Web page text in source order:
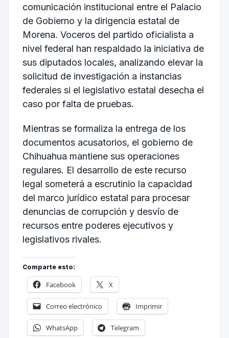
comunicación institucional entre el Palacio
de Gobierno y la dirigencia estatal de
Morena. Voceros del partido oficialista a
nivel federal han respaldado la iniciativa de
sus diputados locales, analizando elevar la
solicitud de investigación a instancias
federales si el legislativo estatal desecha el
caso por falta de pruebas.
Mientras se formaliza la entrega de los
documentos acusatorios, el gobierno de
Chihuahua mantiene sus operaciones
regulares. El desarrollo de este recurso
legal someterá a escrutinio la capacidad
del marco jurídico estatal para procesar
denuncias de corrupción y desvío de
recursos entre poderes ejecutivos y
legislativos rivales.
Comparte esto:
Facebook X
Correo electrónico Imprimir
WhatsApp Telegram